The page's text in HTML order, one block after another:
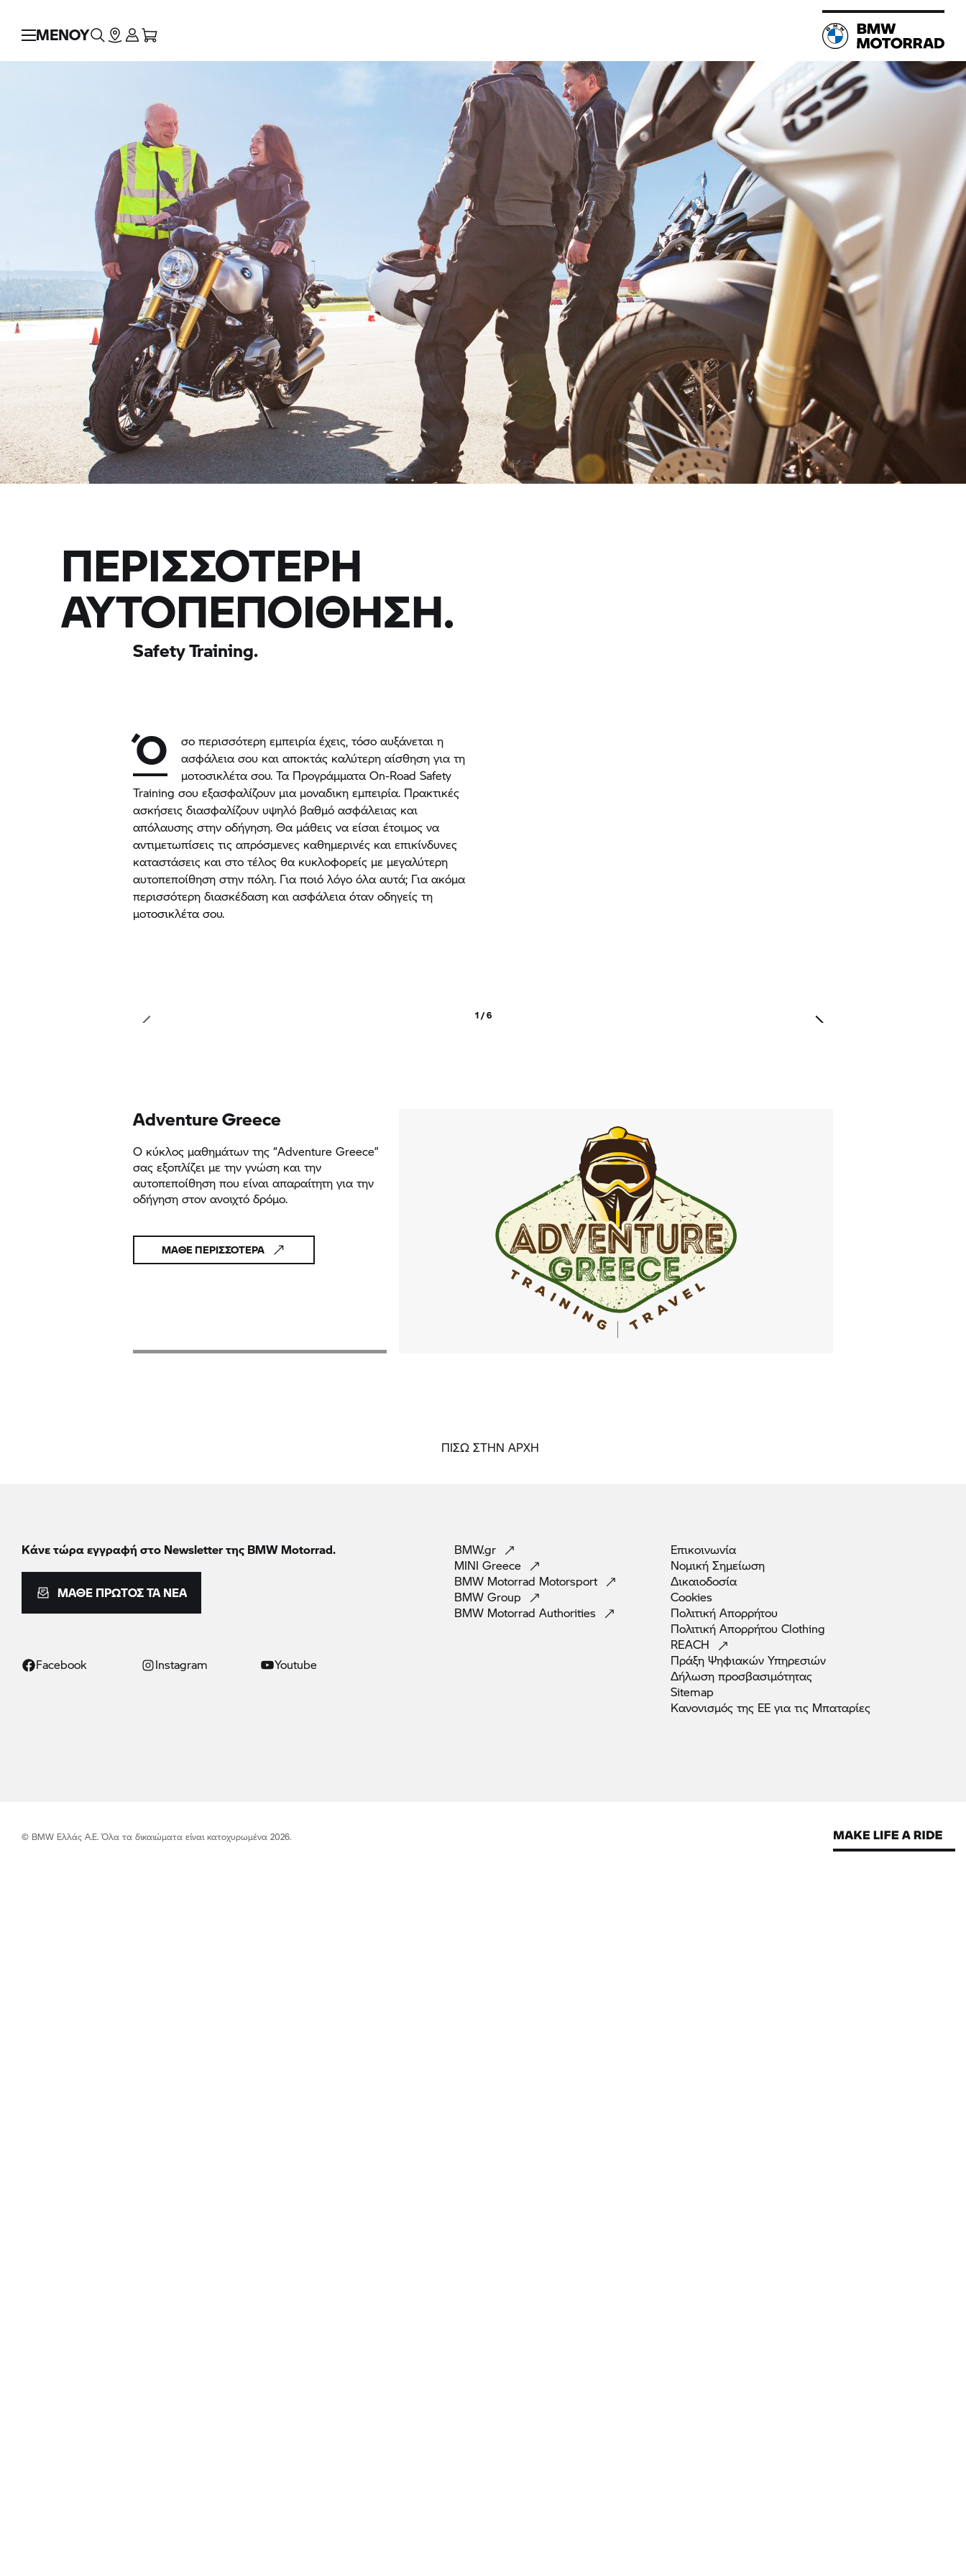
ΜΕΝΟΥ
ΠΕΡΙΣΣΟΤΕΡΗ
ΑΥΤΟΠΕΠΟΙΘΗΣΗ.
Safety Training.
Ό
σο περισσότερη εμπειρία έχεις, τόσο αυξάνεται η
ασφάλεια σου και αποκτάς καλύτερη αίσθηση για τη
μοτοσικλέτα σου. Τα Προγράμματα On-Road Safety
Training σου εξασφαλίζουν μια μοναδικη εμπειρία. Πρακτικές
ασκήσεις διασφαλίζουν υψηλό βαθμό ασφάλειας και
απόλαυσης στην οδήγηση. Θα μάθεις να είσαι έτοιμος να
αντιμετωπίσεις τις απρόσμενες καθημερινές και επικίνδυνες
καταστάσεις και στο τέλος θα κυκλοφορείς με μεγαλύτερη
αυτοπεποίθηση στην πόλη. Για ποιό λόγο όλα αυτά; Για ακόμα
περισσότερη διασκέδαση και ασφάλεια όταν οδηγείς τη
μοτοσικλέτα σου.
1 / 6
Adventure Greece
Ο κύκλος μαθημάτων της “Adventure Greece”
σας εξοπλίζει με την γνώση και την
αυτοπεποίθηση που είναι απαραίτητη για την
οδήγηση στον ανοιχτό δρόμο.
ΜΆΘΕ ΠΕΡΙΣΣΌΤΕΡΑ
ΠΙΣΩ ΣΤΗΝ ΑΡΧΗ
Κάνε τώρα εγγραφή στο Newsletter της BMW Motorrad.
ΜΆΘΕ ΠΡΏΤΟΣ ΤΑ ΝΈΑ
Facebook Instagram Youtube
BMW.gr
MINI Greece
BMW Motorrad Motorsport
BMW Group
BMW Motorrad Authorities
Επικοινωνία
Νομική Σημείωση
Δικαιοδοσία
Cookies
Πολιτική Απορρήτου
Πολιτική Απορρήτου Clothing
REACH
Πράξη Ψηφιακών Υπηρεσιών
Δήλωση προσβασιμότητας
Sitemap
Κανονισμός της ΕΕ για τις Μπαταρίες
© BMW Ελλάς Α.Ε. Όλα τα δικαιώματα είναι κατοχυρωμένα 2026.